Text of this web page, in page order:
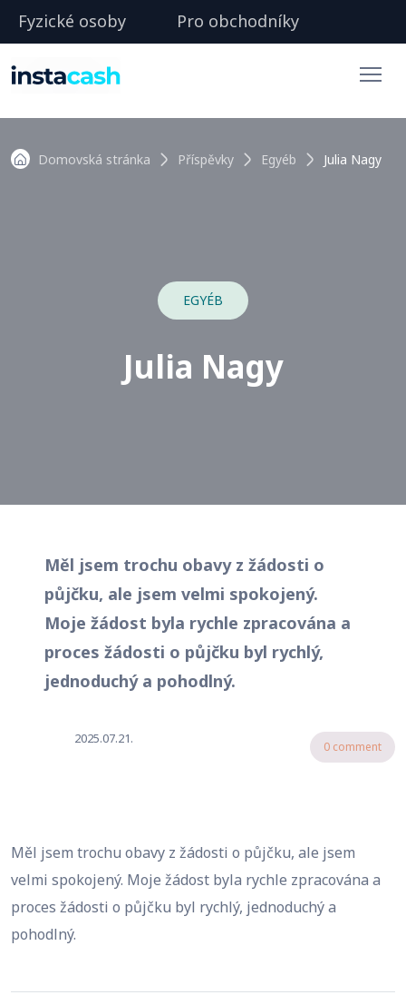
Fyzické osoby Pro obchodníky
Domovská stránka Příspěvky Egyéb Julia Nagy
EGYÉB
Julia Nagy
Měl jsem trochu obavy z žádosti o
půjčku, ale jsem velmi spokojený.
Moje žádost byla rychle zpracována a
proces žádosti o půjčku byl rychlý,
jednoduchý a pohodlný.
2025.07.21.
0 comment
Měl jsem trochu obavy z žádosti o půjčku, ale jsem
velmi spokojený. Moje žádost byla rychle zpracována a
proces žádosti o půjčku byl rychlý, jednoduchý a
pohodlný.